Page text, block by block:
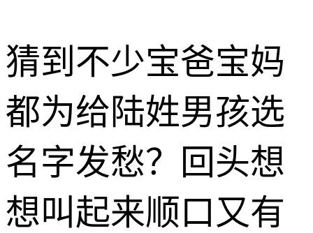
猜到不少宝爸宝妈
都为给陆姓男孩选
名字发愁？回头想
想叫起来顺口又有